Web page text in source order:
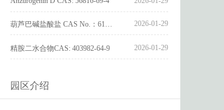
2026-01-29
精胺二水合物CAS: 403982-64-9 2026-01-29
园区介绍